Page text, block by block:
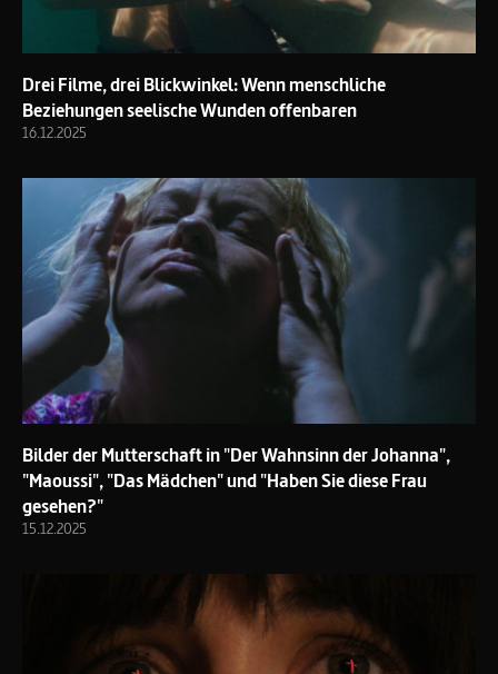
Drei Filme, drei Blickwinkel: Wenn menschliche
Beziehungen seelische Wunden offenbaren
16.12.2025
Bilder der Mutterschaft in "Der Wahnsinn der Johanna",
"Maoussi", "Das Mädchen" und "Haben Sie diese Frau
gesehen?"
15.12.2025